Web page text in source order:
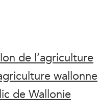
de l’agriculture
wallonne
de Wallonie